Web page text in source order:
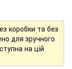
коробки та без
для зручного
на цій